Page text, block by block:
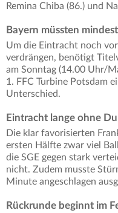
Remina Chiba (86.) und
Bayern müssten
Um die Eintracht noch
verdrängen, benötigt
am Sonntag (14.00 Uhr/
1. FFC Turbine Potsdam
Unterschied.
Eintracht lange ohne
Die klar favorisierten
ersten Hälfte zwar viel
die SGE gegen stark
nicht. Zudem musste
Minute angeschlagen
Rückrunde beginnt im